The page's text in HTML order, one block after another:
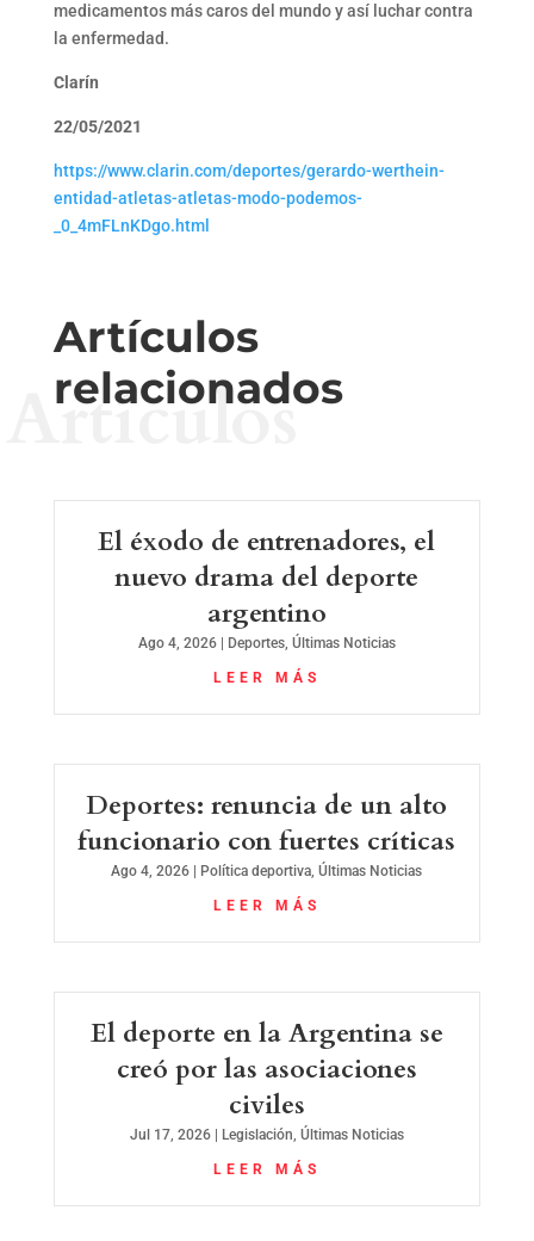
medicamentos más caros del mundo y así luchar contra
la enfermedad.
Clarín
22/05/2021
https://www.clarin.com/deportes/gerardo-werthein-
entidad-atletas-atletas-modo-podemos-
_0_4mFLnKDgo.html
Artículos
relacionados
Artículos
El éxodo de entrenadores, el
nuevo drama del deporte
argentino
Ago 4, 2026| Deportes, Últimas Noticias
LEER MÁS
Deportes: renuncia de un alto
funcionario con fuertes críticas
Ago 4, 2026 Política deportiva,Últimas Noticias
LEER MÁS
El deporte en la Argentina se
creó por las asociaciones
civiles
Jul 17, 2026| Legislación, Últimas Noticias
LEER MÁS